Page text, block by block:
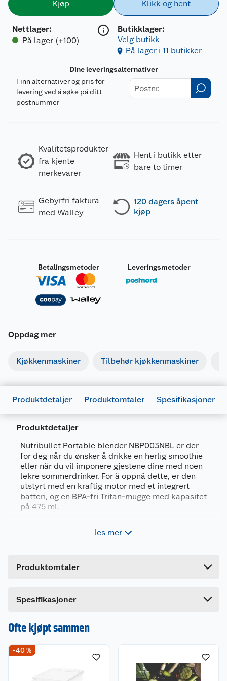
Kjøp
Nettlager:
På lager (+100)
Klikk og hent
Butikklager:
Velg butikk
På lager i 11 butikker
Dine leveringsalternativer
Finn alternativer og pris for
levering ved å søke på ditt
postnummer
Kvalitetsprodukter
fra kjente
merkevarer
Hent i butikk etter
bare to timer
Gebyrfri faktura
med Walley
120 dagers åpent
kjøp
Betalingsmetoder Leveringsmetoder
Oppdag mer
Kjøkkenmaskiner Tilbehør kjøkkenmaskiner
Produktdetaljer Produktomtaler Spesifikasjoner
Produktdetaljer
Nutribullet Portable blender NBP003NBL er der
for deg når du ønsker å drikke en herlig smoothie
eller når du vil imponere gjestene dine med noen
lekre sommerdrinker. For å oppnå dette, er den
utstyrt med en kraftig motor med et integrert
batteri, og en BPA-fri Tritan-mugge med kapasitet
på 475 ml.
ladekabel inkludert
Kniver i rustfritt stål
Den bærbare blenderen nutribullet® er alltid klar
imponere vennene dine med forfriskende
sommerdrinker. Den har en kraftig motor med
innebygd batteri samt en BPA-fri Tritan-flaske på
475 ml. Lett å ta med – enten du er på farten eller
vil ha en proteinshake etter treningsøkten.
les mer
Produktomtaler
Spesifikasjoner
Generelt
Artikkelnummer
8006447002104
Leverandørens artikkelnummer
0C22300092
Farge
Lengde
Ofte kjøpt sammen
-40 %